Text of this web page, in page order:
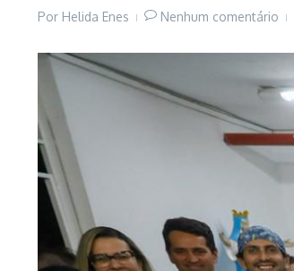
Por Helida Enes Nenhum comentário